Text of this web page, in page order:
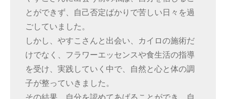
とができず、自己否定ばかりで苦しい日々を過
ごしていました。
しかし、やすこさんと出会い、カイロの施術だ
けでなく、フラワーエッセンスや食生活の指導
を受け、実践していく中で、自然と心と体の調
子が整っていきました。
その結果、自分を認めてあげることができ、自